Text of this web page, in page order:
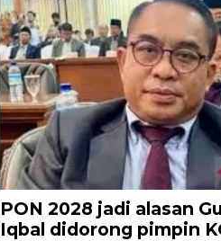
PON 2028 jadi alasan
Iqbal didorong pimpin